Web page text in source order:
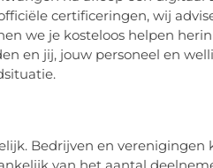
certificeringen, wij
we je kosteloos helpen
en jij, jouw personeel en
Bedrijven en verenigingen
van het aantal